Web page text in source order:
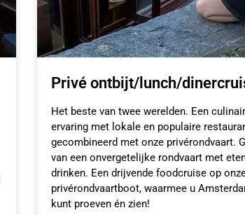
Privé ontbijt/lunch/
Het beste van twee werelden. Een
ervaring met lokale en populaire
gecombineerd met onze privérondvaart.
van een onvergetelijke rondvaart met
drinken. Een drijvende foodcruise op
privérondvaartboot, waarmee u
kunt proeven én zien!